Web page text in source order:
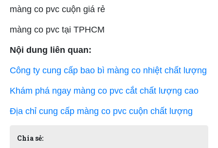
màng co pvc cuộn giá rẻ
màng co pvc tại TPHCM
Nội dung liên quan:
Công ty cung cấp bao bì màng co nhiệt chất lượng
Khám phá ngay màng co pvc cắt chất lượng cao
Địa chỉ cung cấp màng co pvc cuộn chất lượng
Chia sẻ: